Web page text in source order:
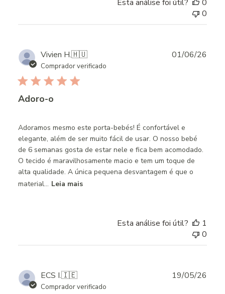
Esta análise foi útil?
0
0
Vivien H.🇭🇺
Comprador verificado
Adoro-o
Adoramos mesmo este porta-bebés! É confortável e
elegante, além de ser muito fácil de usar. O nosso bebé
de 6 semanas gosta de estar nele e fica bem acomodado.
O tecido é maravilhosamente macio e tem um toque de
alta qualidade. A única pequena desvantagem é que o
material... Leia mais
01/06/26
Esta análise foi útil?
1
0
ECS I.🇮🇪
Comprador verificado
19/05/26